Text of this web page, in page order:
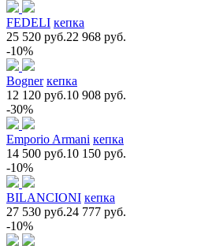
FEDELI кепка
25 520 руб.22 968 руб.
-10%
Bogner кепка
12 120 руб.10 908 руб.
-30%
Emporio Armani кепка
14 500 руб.10 150 руб.
-10%
BILANCIONI кепка
27 530 руб.24 777 руб.
-10%